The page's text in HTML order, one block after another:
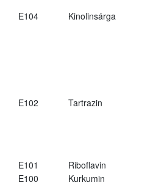
E104 Kinolinsárga
E102 Tartrazin
E101
Riboflavin
E100
Kurkumin